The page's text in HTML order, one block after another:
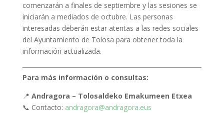
comenzarán a finales de septiembre y las sesiones se
iniciarán a mediados de octubre. Las personas
interesadas deberán estar atentas a las redes sociales
del Ayuntamiento de Tolosa para obtener toda la
información actualizada.
Para más información o consultas:
📍 Andragora – Tolosaldeko Emakumeen Etxea
📞 Contacto: andragora@andragora.eus